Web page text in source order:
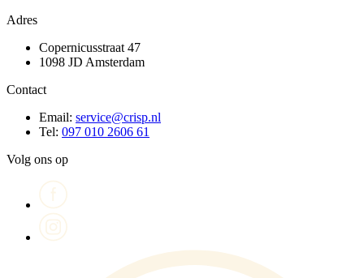
Adres
Copernicusstraat 47
1098 JD Amsterdam
Contact
Email: service@crisp.nl
Tel: 097 010 2606 61
Volg ons op